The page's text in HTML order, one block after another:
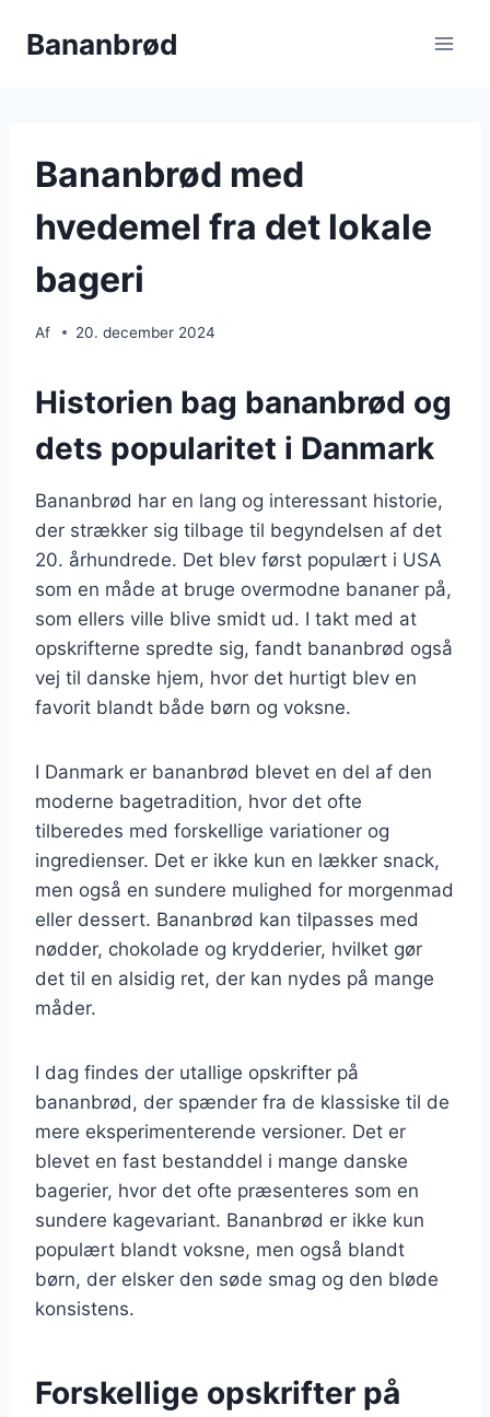
Bananbrød
Bananbrød med
hvedemel fra det lokale
bageri
Af 20. december 2024
Historien bag bananbrød og
dets popularitet i Danmark
Bananbrød har en lang og interessant historie,
der strækker sig tilbage til begyndelsen af det
20. århundrede. Det blev først populært i USA
som en måde at bruge overmodne bananer på,
som ellers ville blive smidt ud. I takt med at
opskrifterne spredte sig, fandt bananbrød også
vej til danske hjem, hvor det hurtigt blev en
favorit blandt både børn og voksne.
I Danmark er bananbrød blevet en del af den
moderne bagetradition, hvor det ofte
tilberedes med forskellige variationer og
ingredienser. Det er ikke kun en lækker snack,
men også en sundere mulighed for morgenmad
eller dessert. Bananbrød kan tilpasses med
nødder, chokolade og krydderier, hvilket gør
det til en alsidig ret, der kan nydes på mange
måder.
I dag findes der utallige opskrifter på
bananbrød, der spænder fra de klassiske til de
mere eksperimenterende versioner. Det er
blevet en fast bestanddel i mange danske
bagerier, hvor det ofte præsenteres som en
sundere kagevariant. Bananbrød er ikke kun
populært blandt voksne, men også blandt
børn, der elsker den søde smag og den bløde
konsistens.
Forskellige opskrifter på